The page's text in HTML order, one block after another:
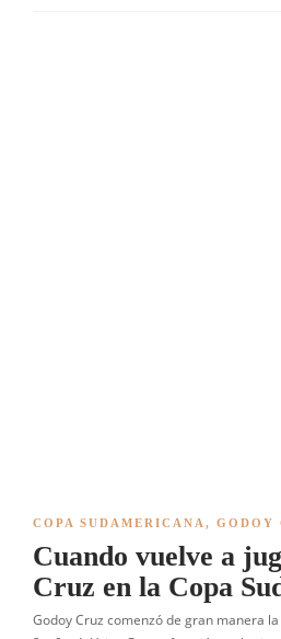
COPA SUDAMERICANA , GODOY
Cuando vuelve a
Cruz en la Copa
Godoy Cruz comenzó de gran manera